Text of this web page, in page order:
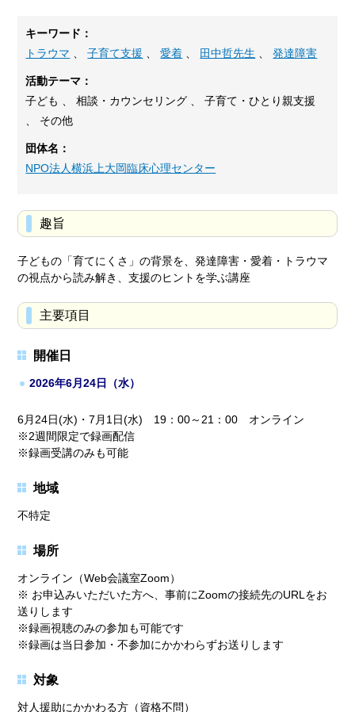
キーワード：
トラウマ 、子育て支援 、愛着 田中哲先生 、発達障害
活動テーマ：
子ども 、 相談・カウンセリング 、 子育て・ひとり親支援
、 その他
団体名：
NPO法人横浜上大岡臨床心理センター
趣旨
子どもの「育てにくさ」の背景を、発達障害・愛着・トラウマ
の視点から読み解き、支援のヒントを学ぶ講座
主要項目
開催日
2026年6月24日（水）
6月24日(水)・7月1日(水) 19：00～21：00 オンライン
※2週間限定で録画配信
※録画受講のみも可能
地域
不特定
場所
オンライン（Web会議室Zoom）
※ お申込みいただいた方へ、事前にZoomの接続先のURLをお
送りします
※録画視聴のみの参加も可能です
※録画は当日参加・不参加にかかわらずお送りします
対象
対人援助にかかわる方（資格不問）